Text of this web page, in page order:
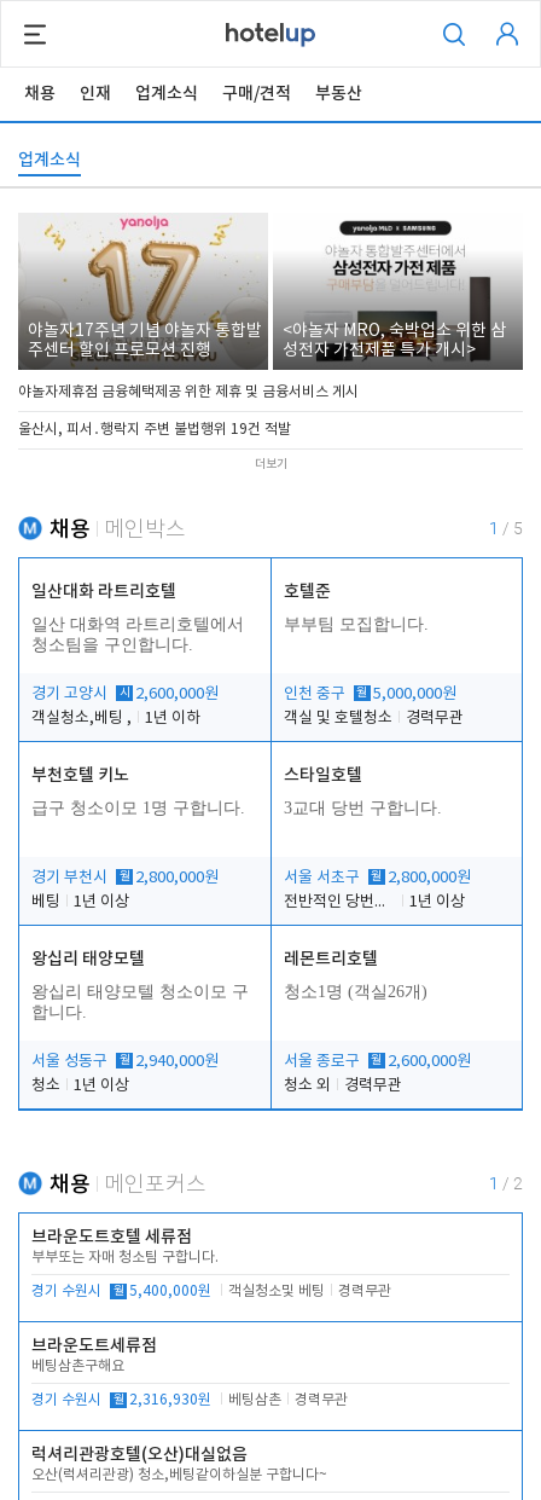
채용 인재 업계소식 구매/견적 부동산
업계소식
야놀자17주년 기념 야놀자 통합발
주센터 할인 프로모션 진행
<야놀자 MRO, 숙박업소 위한 삼
성전자 가전제품 특가 개시>
야놀자제휴점 금융혜택제공 위한 제휴 및 금융서비스 게시
울산시, 피서․행락지 주변 불법행위 19건 적발
더보기
채용 메인박스 1 / 5
일산대화 라트리호텔
일산 대화역 라트리호텔에서
청소팀을 구인합니다.
경기 고양시 시
2,600,000원
객실청소,베팅 ,
1년 이하
호텔준
부부팀 모집합니다.
인천 중구 월 5,000,000원
객실 및 호텔청소
경력무관
부천호텔 키노
급구 청소이모 1명 구합니다.
경기 부천시 월 2,800,000원
베팅
1년 이상
스타일호텔
3교대 당번 구합니다.
서울 서초구 월 2,800,000원
전반적인 당번업무
1년 이상
왕십리 태양모텔
왕십리 태양모텔 청소이모 구
합니다.
서울 성동구 월 2,940,000원
청소
1년 이상
레몬트리호텔
청소1명 (객실26개)
서울 종로구 월 2,600,000원
청소 외
경력무관
채용 메인포커스 1 / 2
브라운도트호텔 세류점
부부또는 자매 청소팀 구합니다.
경기 수원시 월 5,400,000원 객실청소및 베팅 경력무관
브라운도트세류점
베팅삼촌구해요
경기 수원시 월 2,316,930원 베팅삼촌 경력무관
럭셔리관광호텔(오산)대실없음
오산(럭셔리관광) 청소,베팅같이하실분 구합니다~